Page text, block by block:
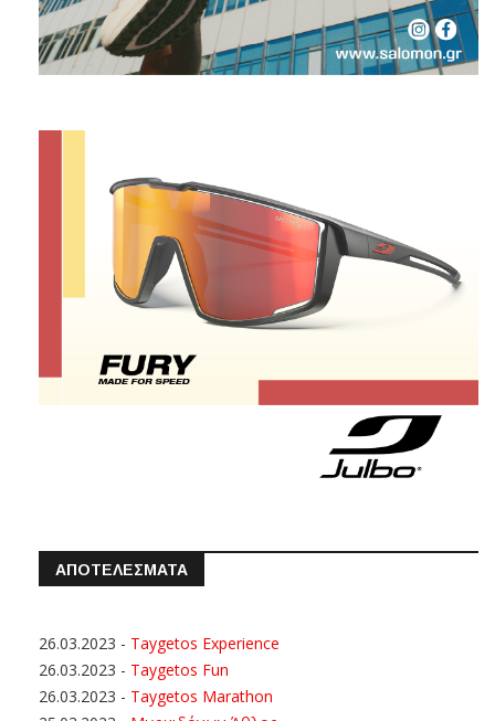
ΑΠΟΤΕΛΕΣΜΑΤΑ
26.03.2023 - Taygetos Experience
26.03.2023 - Taygetos Fun
26.03.2023 - Taygetos Marathon